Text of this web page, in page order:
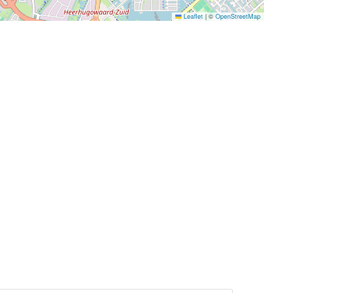
Leaflet | © OpenStreetMap